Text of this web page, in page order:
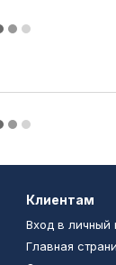
Клиентам
Вход в личный
Главная